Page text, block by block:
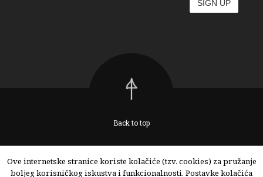
Back to top
Ove internetske stranice koriste kolačiće (tzv. cookies) za pružanje
boljeg korisničkog iskustva i funkcionalnosti. Postavke kolačića